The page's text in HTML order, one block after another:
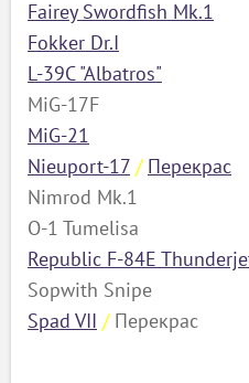
Fairey Swordfish Mk.1
Fokker Dr.I
L-39C "Albatros"
MiG-17F
MiG-21
Nieuport-17 / Перекрас
Nimrod Mk.1
O-1 Tumelisa
Republic F-84E
Sopwith Snipe
Spad VII
/ Перекрас